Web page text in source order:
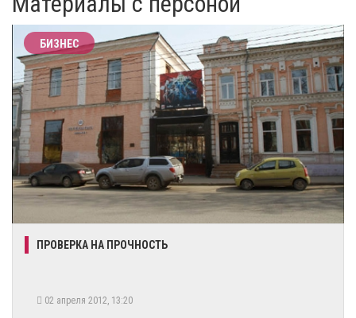
БИЗНЕС
ПРОВЕРКА НА ПРОЧНОСТЬ
02 апреля 2012, 13:20